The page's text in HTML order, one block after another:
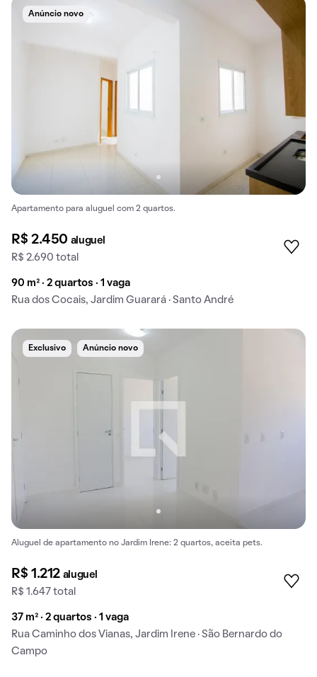
Anúncio novo
Apartamento para aluguel com 2 quartos.
R$ 2.450 aluguel
R$ 2.690 total
90 m² · 2 quartos · 1 vaga
Rua dos Cocais, Jardim Guarará · Santo André
Exclusivo Anúncio novo
Aluguel de apartamento no Jardim Irene: 2 quartos, aceita pets.
R$ 1.212 aluguel
R$ 1.647 total
37 m² · 2 quartos · 1 vaga
Rua Caminho dos Vianas, Jardim Irene · São Bernardo do
Campo